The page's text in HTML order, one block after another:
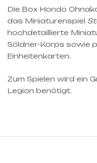
Die Box Hondo
das Miniaturenspiel
hochdetaillierte
Söldner-Korps sowie
Einheitenkarten.
Zum Spielen wird ein
Legion benötigt.